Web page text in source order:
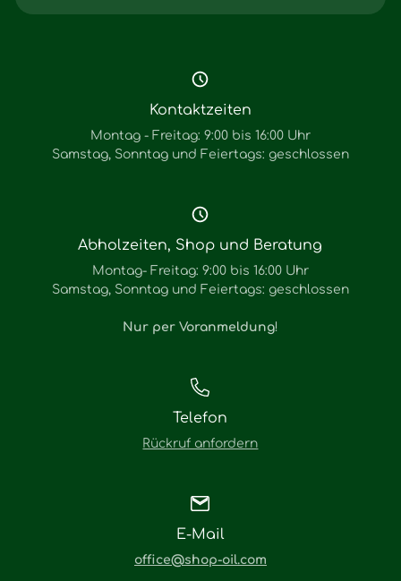
Kontaktzeiten
Montag - Freitag: 9:00 bis 16:00 Uhr
Samstag, Sonntag und Feiertags: geschlossen
Abholzeiten, Shop und Beratung
Montag- Freitag: 9:00 bis 16:00 Uhr
Samstag, Sonntag und Feiertags: geschlossen
Nur per Voranmeldung!
Telefon
Rückruf anfordern
E-Mail
office@shop-oil.com